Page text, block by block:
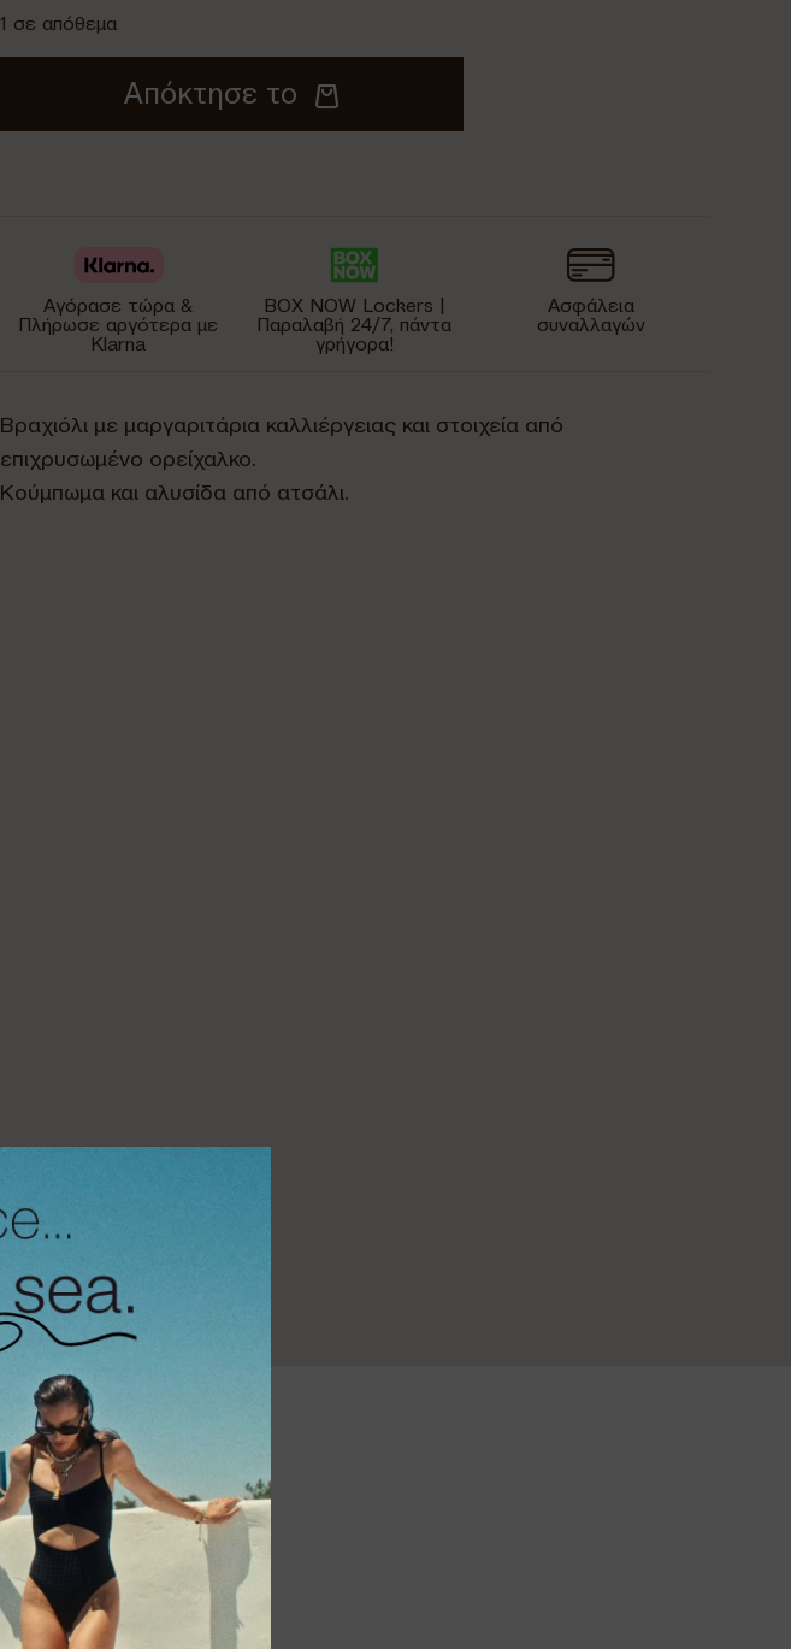
1 σε απόθεμα
Απόκτησε το
Αγόρασε τώρα &
Πλήρωσε αργότερα με
Klarna
BOX NOW Lockers |
Παραλαβή 24/7, πάντα
γρήγορα!
Ασφάλεια
συναλλαγών
Βραχιόλι με μαργαριτάρια καλλιέργειας και στοιχεία από
επιχρυσωμένο ορείχαλκο.
Κούμπωμα και αλυσίδα από ατσάλι.